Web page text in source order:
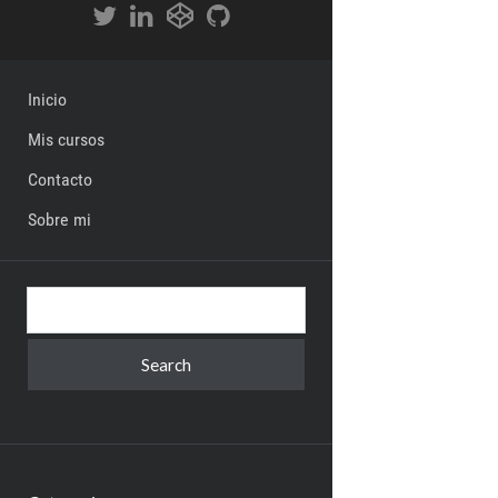
Inicio
Mis cursos
Contacto
Sobre mi